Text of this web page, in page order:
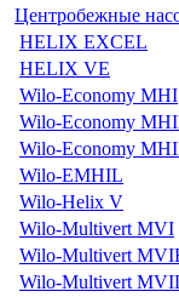
Центробежные
HELIX EXCEL
HELIX VE
Wilo-Economy MHI
Wilo-Economy
Wilo-Economy
Wilo-EMHIL
Wilo-Helix V
Wilo-Multivert MVI
Wilo-Multivert
Wilo-Multivert